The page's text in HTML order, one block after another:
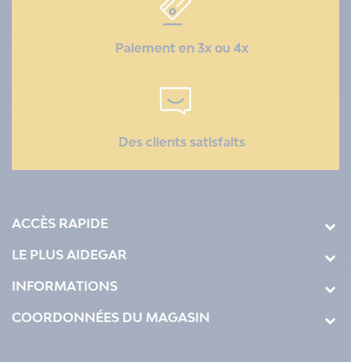
Paiement en 3x ou 4x
Des clients satisfaits
ACCÈS RAPIDE
LE PLUS AIDEGAR
INFORMATIONS
COORDONNÉES DU MAGASIN